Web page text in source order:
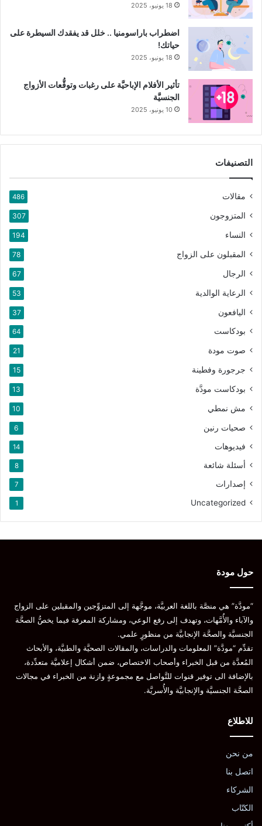
18 يونيو، 2025
اضطراب باراسومنيا .. خلل قد يفقدك السيطرة على
حياتك!
18 يونيو، 2025
تأثير الأفلام الإباحيَّة على رغبات وتوقُّعات الأزواج
الجنسيَّة
10 يونيو، 2025
التصنيفات
مقالات 486
المتزوجون 307
النساء 194
المقبلون على الزواج 78
الرجال 67
الرعاية الوالدية 53
اليافعون 37
بودكاست 64
صوت مودة 21
جرجورة وفطينة 15
بودكاست مودَّة 13
مش نمطي 10
صحيات رنين 6
فيديوهات 14
أسئلة شائعة 8
إصدارات 7
Uncategorized
1
حول مودة
“مودَّة” هي منصَّة باللغة العربيَّة، موجَّهة إلى المتزوِّجين والمقبلين على الزواج
والآباء والأُمَّهات، وتهدف إلى رفع الوعي، ومشاركة المعرفة فيما يخصُّ الصحَّة
الجنسيَّة والصحَّة الإنجابيَّة من منظورٍ علمي.
تقدِّم “مودَّة” المعلومات والدراسات، والمقالات الصحيَّة والطبيَّة، والأبحاث
المُعدَّة من قبل الخبراء وأصحاب الاختصاص، ضمن أشكال إعلاميَّة متعدِّدة،
بالإضافة الى توفير قنوات للتَّواصل مع مجموعةٍ وازنة من الخبراء في مجالات
الصحَّة الجنسيَّة والإنجابيَّة والأُسريَّة.
للاطلاع
من نحن
اتصل بنا
الشركاء
الكتّاب